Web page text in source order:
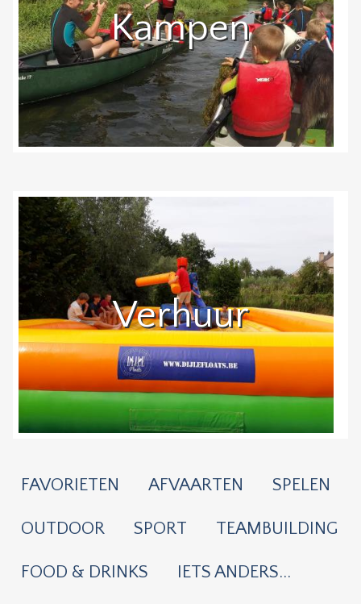
Kampen
Verhuur
FAVORIETEN AFVAARTEN SPELEN
OUTDOOR SPORT TEAMBUILDING
FOOD & DRINKS IETS ANDERS...